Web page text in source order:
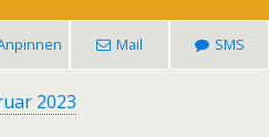
Mail SMS
2023